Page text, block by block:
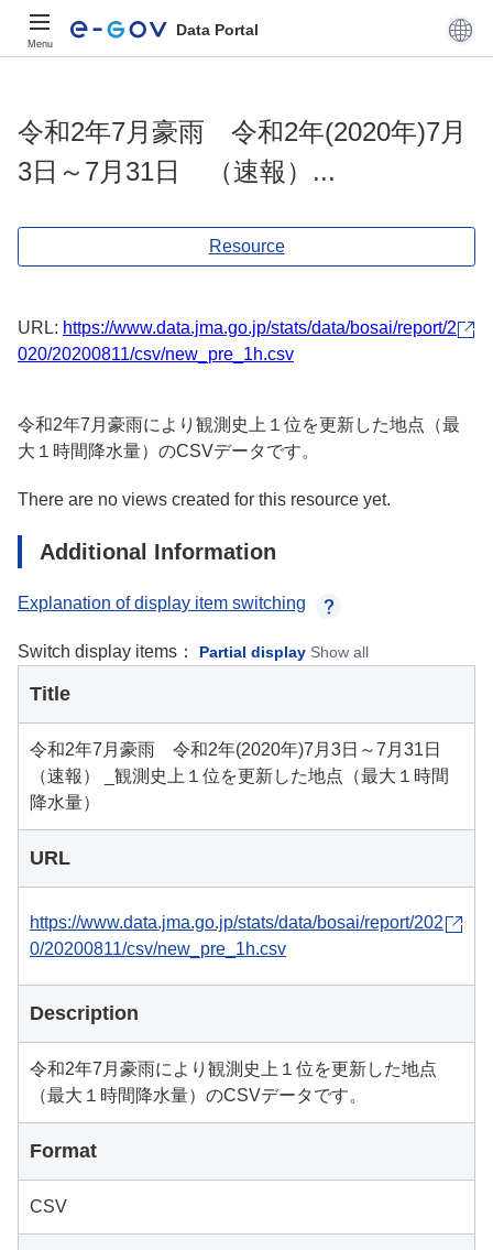
Menu
Data Portal
令和2年7月豪雨 令和2年(2020年)7月
3日～7月31日 （速報）...
Resource
URL: https://www.data.jma.go.jp/stats/data/bosai/report/2
020/20200811/csv/new_pre_1h.csv
令和2年7月豪雨により観測史上１位を更新した地点（最
大１時間降水量）のCSVデータです。
There are no views created for this resource yet.
Additional Information
Explanation of display item switching
Switch display items： Partial display Show all
Title
令和2年7月豪雨 令和2年(2020年)7月3日～7月31日
（速報） _観測史上１位を更新した地点（最大１時間
降水量）
URL
https://www.data.jma.go.jp/stats/data/bosai/report/202
0/20200811/csv/new_pre_1h.csv
Description
令和2年7月豪雨により観測史上１位を更新した地点
（最大１時間降水量）のCSVデータです。
Format
CSV